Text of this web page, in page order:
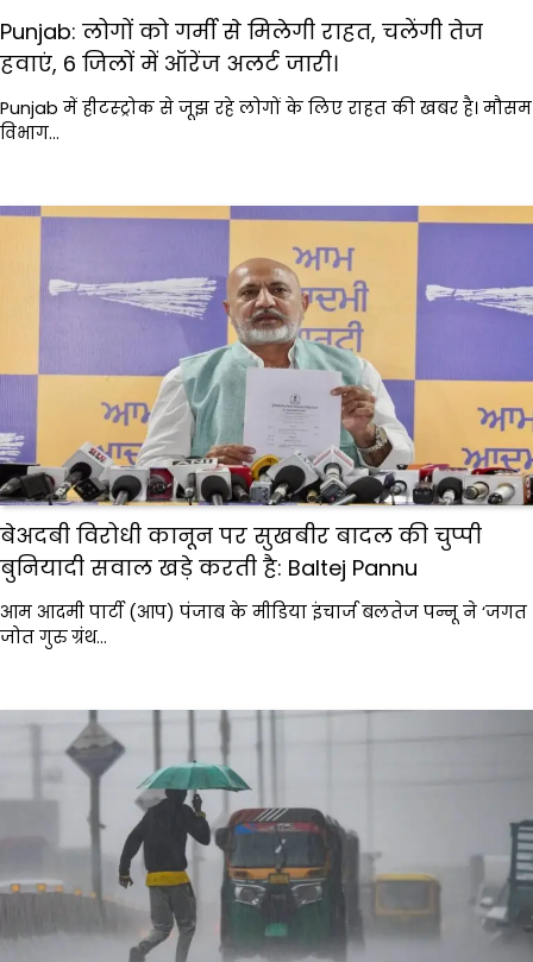
Punjab: लोगों को गर्मी से मिलेगी राहत, चलेंगी तेज
हवाएं, 6 जिलों में ऑरेंज अलर्ट जारी।
Punjab में हीटस्ट्रोक से जूझ रहे लोगों के लिए राहत की खबर है। मौसम
विभाग…
बेअदबी विरोधी कानून पर सुखबीर बादल की चुप्पी
बुनियादी सवाल खड़े करती है: Baltej Pannu
आम आदमी पार्टी (आप) पंजाब के मीडिया इंचार्ज बलतेज पन्नू ने ‘जगत
जोत गुरु ग्रंथ…